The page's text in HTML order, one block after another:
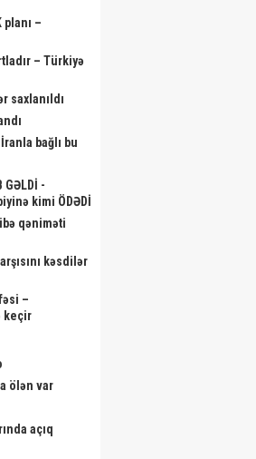
–
– Türkiyə
saxlanıldı
bağlı bu
GƏLDİ -
kimi ÖDƏDİ
qəniməti
kəsdilər
–
keçir
ölən var
açıq